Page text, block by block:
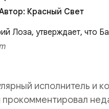
Красный Свет
исполнитель и
прокомментировал